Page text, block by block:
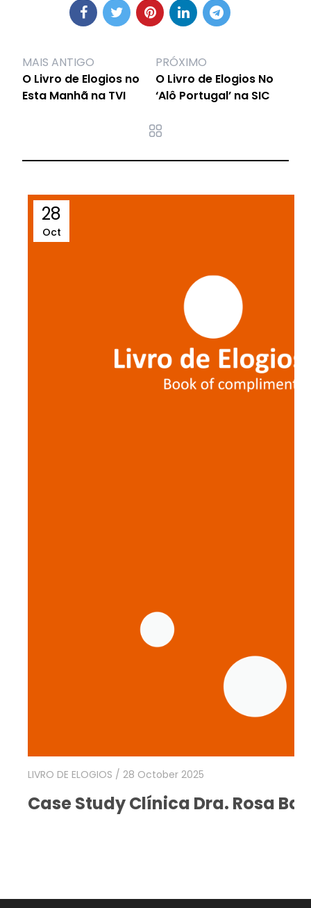
MAIS ANTIGO
O Livro de Elogios no
Esta Manhã na TVI
PRÓXIMO
O Livro de Elogios No
‘Alô Portugal’ na SIC
28
Oct
LIVRO DE ELOGIOS / 28 October 2025
Case Study Clínica Dra. Rosa